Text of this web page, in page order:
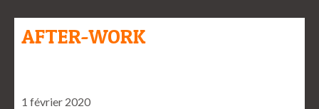
AFTER-WORK
1 février 2020